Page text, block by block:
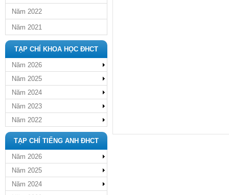
Năm 2022
Năm 2021
TẠP CHÍ KHOA HỌC ĐHCT
Năm 2026
Năm 2025
Năm 2024
Năm 2023
Năm 2022
TẠP CHÍ TIẾNG ANH ĐHCT
Năm 2026
Năm 2025
Năm 2024